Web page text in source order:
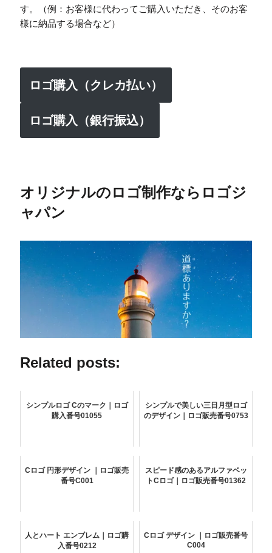
す。（例：お客様に代わってご購入いただき、そのお客
様に納品する場合など）
ロゴ購入（クレカ払い）
ロゴ購入（銀行振込）
オリジナルのロゴ制作ならロゴジ
ャパン
Related posts:
シンプルロゴ Cのマーク｜ロゴ
購入番号01055
シンプルで美しい三日月型ロゴ
のデザイン｜ロゴ販売番号0753
Cロゴ 円形デザイン ｜ロゴ販売
番号C001
スピード感のあるアルファベッ
トCロゴ｜ロゴ販売番号01362
人とハート エンブレム｜ロゴ購
入番号0212
Cロゴ デザイン ｜ロゴ販売番号
C004